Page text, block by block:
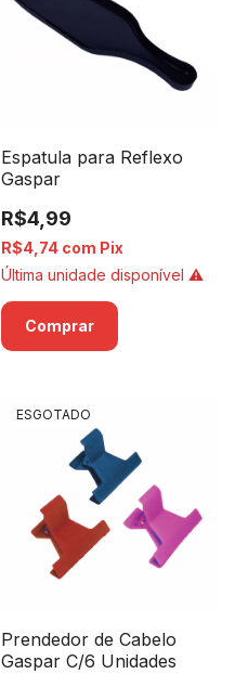
Espatula para Reflexo
Gaspar
R$4,99
R$4,74 com Pix
Última unidade disponível ⚠️
ESGOTADO
Prendedor de Cabelo
Gaspar C/6 Unidades